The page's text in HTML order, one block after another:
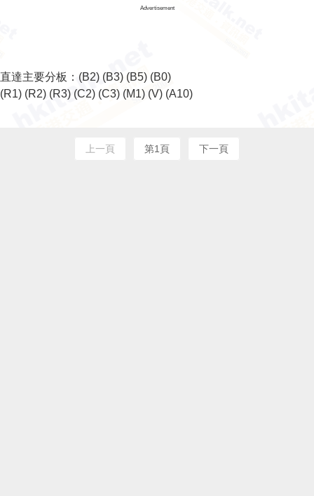
Advertisement
直達主要分板： (B2) (B3) (B5) (B0)
(R1) (R2) (R3) (C2) (C3) (M1) (V) (A10)
上一頁 第1頁 下一頁